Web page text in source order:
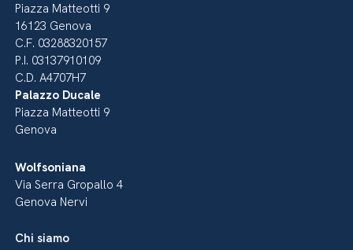
Piazza Matteotti 9
16123 Genova
C.F. 03288320157
P.I. 03137910109
C.D. A4707H7
Palazzo Ducale
Piazza Matteotti 9
Genova
Wolfsoniana
Via Serra Gropallo 4
Genova Nervi
Chi siamo